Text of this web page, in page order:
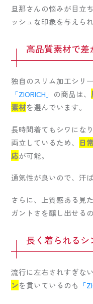
旦那さんの悩みが目立
ッシュな印象を与えられ
高品質素材で
独自のスリム加工シリ
「ZIORICH」 の商品は、
素材を選んでいます。
長時間着てもシワにな
両立しているため、
日
応が可能。
通気性が良いので、汗
さらに、上質感ある見
ガントさを醸し出せる
長く着られるシ
流行に左右されすぎない
ンを貫いているのも 「